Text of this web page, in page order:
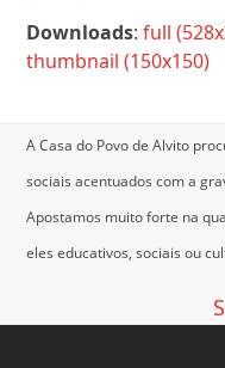
Downloads:full
thumbnail (150x150)
A Casa do Povo de Alvito
sociais acentuados com a
Apostamos muito forte na
eles educativos, sociais ou